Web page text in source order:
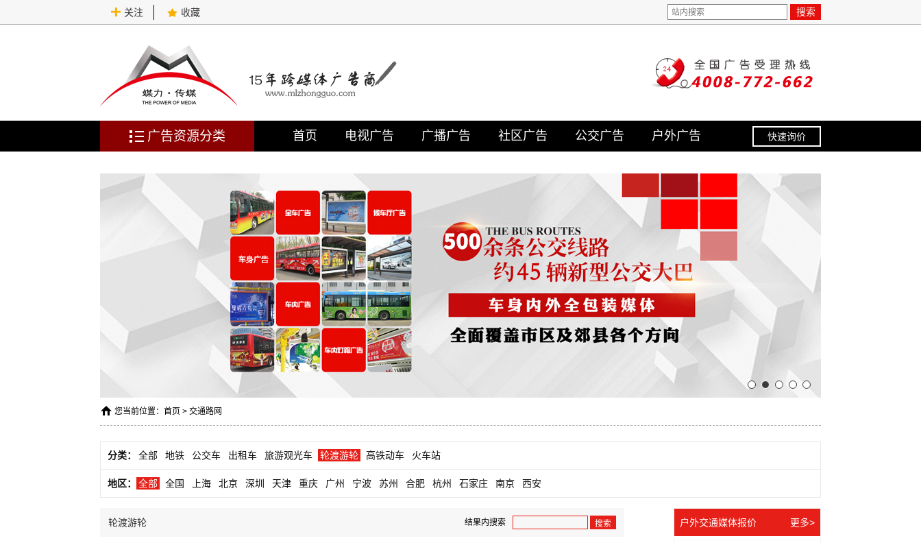
关注 收藏 搜索
广告资源分类 首页 电视广告 广播广告 社区广告 公交广告 户外广告 快速询价
您当前位置： 首页 > 交通路网
分类： 全部 地铁 公交车 出租车 旅游观光车 轮渡游轮 高铁动车 火车站
地区： 全部 全国 上海 北京 深圳 天津 重庆 广州 宁波 苏州 合肥 杭州 石家庄 南京 西安
轮渡游轮 结果内搜索 搜索 户外交通媒体报价 更多>